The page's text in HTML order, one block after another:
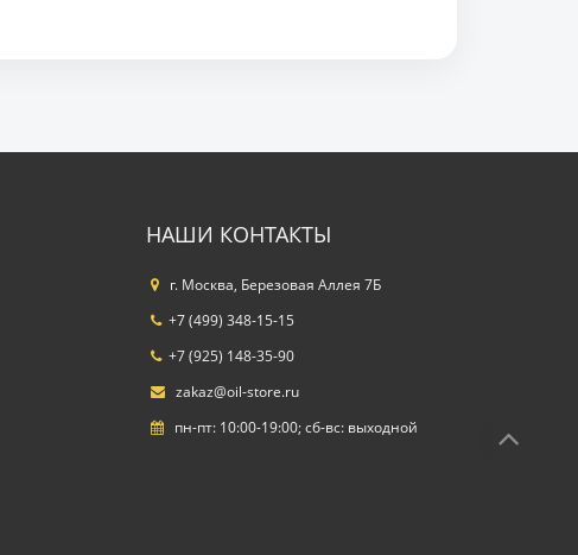
НАШИ КОНТАКТЫ
г. Москва, Березовая Аллея 7Б
+7 (499) 348-15-15
+7 (925) 148-35-90
zakaz@oil-store.ru
пн-пт: 10:00-19:00; сб-вс: выходной